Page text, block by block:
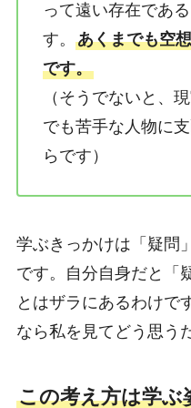
って遠い存在であ
す。 あくまでも空
です。
（そうでないと、
でも苦手な人物に
らです）
学ぶきっかけは「疑問
です。自分自身だと「
とはザラにあるわけで
なら私を見てどう思う
この考え方は学ぶ